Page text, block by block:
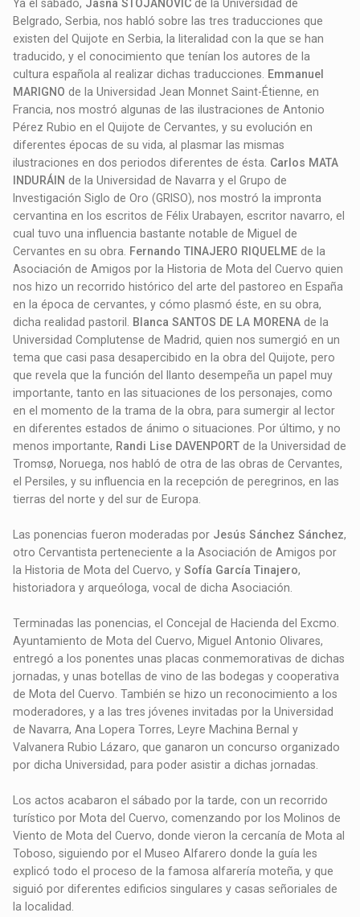
Ya el sábado, Jasna STOJANOVIC de la Universidad de
Belgrado, Serbia, nos habló sobre las tres traducciones que
existen del Quijote en Serbia, la literalidad con la que se han
traducido, y el conocimiento que tenían los autores de la
cultura española al realizar dichas traducciones. Emmanuel
MARIGNO de la Universidad Jean Monnet Saint-Étienne, en
Francia, nos mostró algunas de las ilustraciones de Antonio
Pérez Rubio en el Quijote de Cervantes, y su evolución en
diferentes épocas de su vida, al plasmar las mismas
ilustraciones en dos periodos diferentes de ésta. Carlos MATA
INDURÁIN de la Universidad de Navarra y el Grupo de
Investigación Siglo de Oro (GRISO), nos mostró la impronta
cervantina en los escritos de Félix Urabayen, escritor navarro, el
cual tuvo una influencia bastante notable de Miguel de
Cervantes en su obra. Fernando TINAJERO RIQUELME de la
Asociación de Amigos por la Historia de Mota del Cuervo quien
nos hizo un recorrido histórico del arte del pastoreo en España
en la época de cervantes, y cómo plasmó éste, en su obra,
dicha realidad pastoril. Blanca SANTOS DE LA MORENA de la
Universidad Complutense de Madrid, quien nos sumergió en un
tema que casi pasa desapercibido en la obra del Quijote, pero
que revela que la función del llanto desempeña un papel muy
importante, tanto en las situaciones de los personajes, como
en el momento de la trama de la obra, para sumergir al lector
en diferentes estados de ánimo o situaciones. Por último, y no
menos importante, Randi Lise DAVENPORT de la Universidad de
Tromsø, Noruega, nos habló de otra de las obras de Cervantes,
el Persiles, y su influencia en la recepción de peregrinos, en las
tierras del norte y del sur de Europa.
Las ponencias fueron moderadas por Jesús Sánchez Sánchez,
otro Cervantista perteneciente a la Asociación de Amigos por
la Historia de Mota del Cuervo, ySofía García Tinajero,
historiadora y arqueóloga, vocal de dicha Asociación.
Terminadas las ponencias, el Concejal de Hacienda del Excmo.
Ayuntamiento de Mota del Cuervo, Miguel Antonio Olivares,
entregó a los ponentes unas placas conmemorativas de dichas
jornadas, y unas botellas de vino de las bodegas y cooperativa
de Mota del Cuervo. También se hizo un reconocimiento a los
moderadores, y a las tres jóvenes invitadas por la Universidad
de Navarra, Ana Lopera Torres, Leyre Machina Bernal y
Valvanera Rubio Lázaro, que ganaron un concurso organizado
por dicha Universidad, para poder asistir a dichas jornadas.
Los actos acabaron el sábado por la tarde, con un recorrido
turístico por Mota del Cuervo, comenzando por los Molinos de
Viento de Mota del Cuervo, donde vieron la cercanía de Mota al
Toboso, siguiendo por el Museo Alfarero donde la guía les
explicó todo el proceso de la famosa alfarería moteña, y que
siguió por diferentes edificios singulares y casas señoriales de
la localidad.